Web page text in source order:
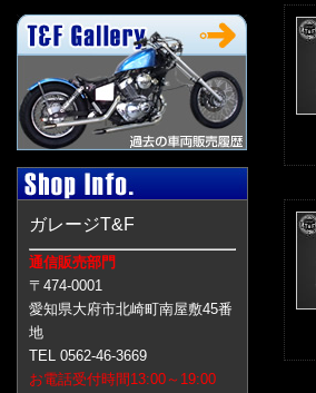
ガレージT&F
通信販売部門
〒474-0001
愛知県大府市北崎町南屋敷45番
地
TEL 0562-46-3669
お電話受付時間13:00～19:00